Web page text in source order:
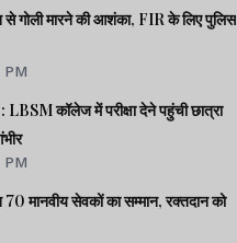
से गोली मारने की आशंका, FIR के लिए पुलिस
PM
कॉलेज में परीक्षा देने पहुंची छात्रा
PM
70 मानवीय सेवकों का सम्मान, रक्तदान को